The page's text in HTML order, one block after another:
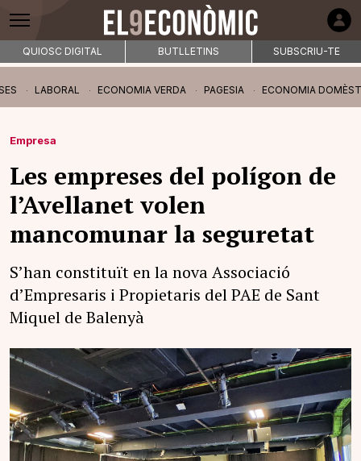
QUIOSC DIGITAL BUTLLETINS SUBSCRIU-TE
LABORAL ECONOMIA VERDA PAGESIA ECONOMIA
Empresa
Les empreses del polígon de
l’Avellanet volen
mancomunar la seguretat
S’han constituït en la nova Associació
d’Empresaris i Propietaris del PAE de Sant
Miquel de Balenyà